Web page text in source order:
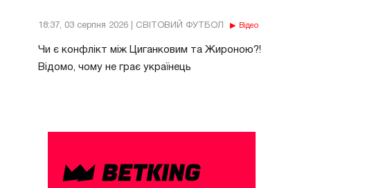
18:37, 03 серпня 2026 | СВІТОВИЙ ФУТБОЛ Відео
Чи є конфлікт між Циганковим та Жироною?!
Відомо, чому не грає українець